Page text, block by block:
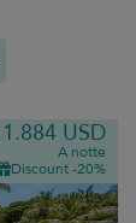
1.884 USD
A notte
Discount -20%